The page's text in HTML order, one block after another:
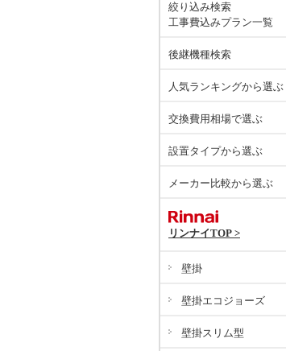
絞り込み検索
工事費込みプラン一覧
後継機種検索
人気ランキングから選ぶ
交換費用相場で選ぶ
設置タイプから選ぶ
メーカー比較から選ぶ
リンナイTOP >
壁掛
壁掛エコジョーズ
壁掛スリム型